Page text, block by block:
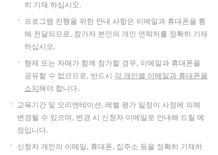
히 기재 하십시오.
프로그램 진행을 위한 안내 사항은 이메일과 휴대폰을 통
해 전달되므로, 참가자 본인의 개인 연락처를 정확히 기재
하십시오.
형제 또는 자매가 함께 참가할 경우, 이메일과 휴대폰을
공유할 수 없으므로, 반드시 각 개인별 이메일과 휴대폰을
소지해야 합니다.
교육기간 및 오리엔테이션, 레벨 평가 일정이 사정에 의해
변경될 수 있으며, 변경 시 신청자 이메일로 안내해 드릴 예
정입니다.
신청자 개인의 이메일, 휴대폰, 집주소 등을 정확히 기재하